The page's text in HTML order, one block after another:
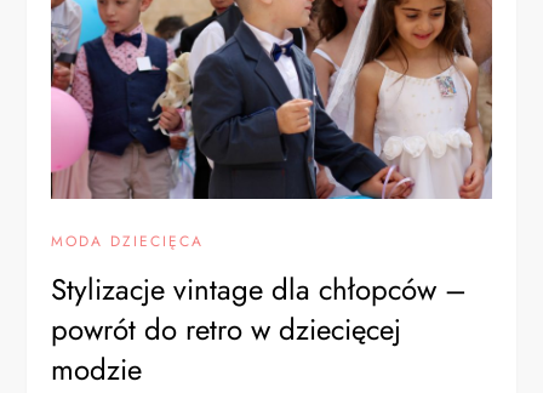
MODA DZIECIĘCA
Stylizacje vintage dla chłopców –
powrót do retro w dziecięcej
modzie